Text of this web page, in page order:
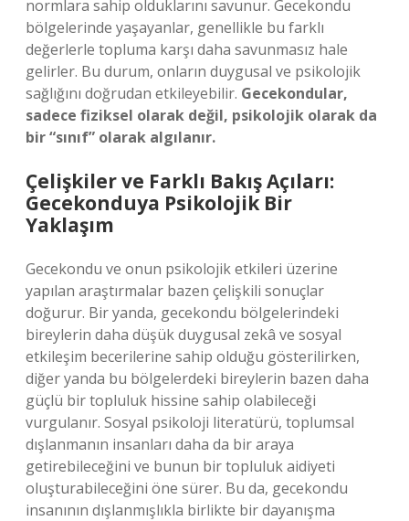
normlara sahip olduklarını savunur. Gecekondu
bölgelerinde yaşayanlar, genellikle bu farklı
değerlerle topluma karşı daha savunmasız hale
gelirler. Bu durum, onların duygusal ve psikolojik
sağlığını doğrudan etkileyebilir. Gecekondular,
sadece fiziksel olarak değil, psikolojik olarak da
bir “sınıf” olarak algılanır.
Çelişkiler ve Farklı Bakış Açıları:
Gecekonduya Psikolojik Bir
Yaklaşım
Gecekondu ve onun psikolojik etkileri üzerine
yapılan araştırmalar bazen çelişkili sonuçlar
doğurur. Bir yanda, gecekondu bölgelerindeki
bireylerin daha düşük duygusal zekâ ve sosyal
etkileşim becerilerine sahip olduğu gösterilirken,
diğer yanda bu bölgelerdeki bireylerin bazen daha
güçlü bir topluluk hissine sahip olabileceği
vurgulanır. Sosyal psikoloji literatürü, toplumsal
dışlanmanın insanları daha da bir araya
getirebileceğini ve bunun bir topluluk aidiyeti
oluşturabileceğini öne sürer. Bu da, gecekondu
insanının dışlanmışlıkla birlikte bir dayanışma